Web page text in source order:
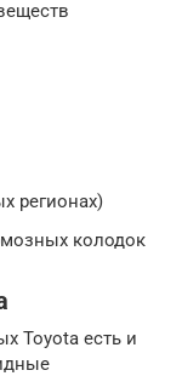
регионах)
колодок
Toyota есть и